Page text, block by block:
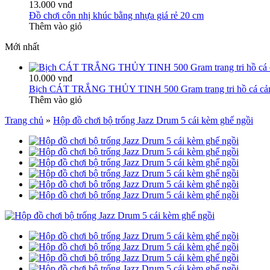
13.000 vnđ
Đồ chơi côn nhị khúc bằng nhựa giá rẻ 20 cm
Thêm vào giỏ
Mới nhất
10.000 vnđ
Bịch CÁT TRẮNG THỦY TINH 500 Gram trang tri hồ cá
Thêm vào giỏ
Trang chủ » Hộp đồ chơi bộ trống Jazz Drum 5 cái kèm ghế ngồi